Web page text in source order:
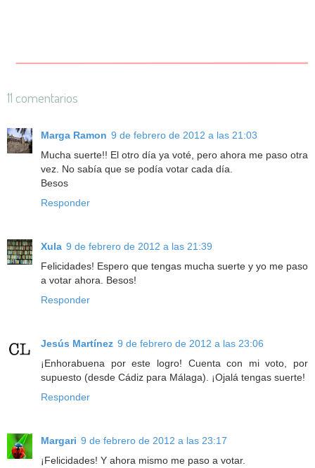
11 comentarios
Marga Ramon 9 de febrero de 2012 a las 21:03
Mucha suerte!! El otro día ya voté, pero ahora me paso otra
vez. No sabía que se podía votar cada día.
Besos
Responder
Xula 9 de febrero de 2012 a las 21:39
Felicidades! Espero que tengas mucha suerte y yo me paso
a votar ahora. Besos!
Responder
Jesús Martínez 9 de febrero de 2012 a las 23:06
¡Enhorabuena por este logro! Cuenta con mi voto, por
supuesto (desde Cádiz para Málaga). ¡Ojalá tengas suerte!
Responder
Margari 9 de febrero de 2012 a las 23:17
¡Felicidades! Y ahora mismo me paso a votar.